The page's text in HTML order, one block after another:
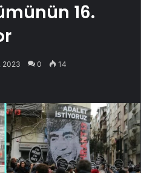
16.
2023 0 14